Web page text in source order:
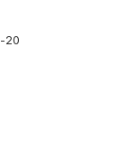
20